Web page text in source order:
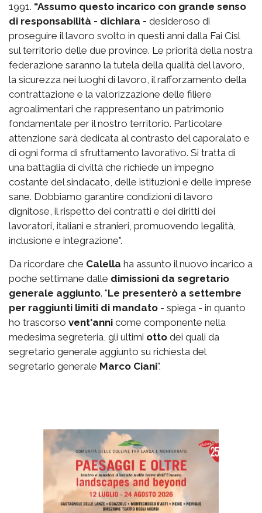
1991. “Assumo questo incarico con grande senso
di responsabilità - dichiara - desideroso di
proseguire il lavoro svolto in questi anni dalla Fai Cisl
sul territorio delle due province. Le priorità della nostra
federazione saranno la tutela della qualità del lavoro,
la sicurezza nei luoghi di lavoro, il rafforzamento della
contrattazione e la valorizzazione delle filiere
agroalimentari che rappresentano un patrimonio
fondamentale per il nostro territorio. Particolare
attenzione sarà dedicata al contrasto del caporalato e
di ogni forma di sfruttamento lavorativo. Si tratta di
una battaglia di civiltà che richiede un impegno
costante del sindacato, delle istituzioni e delle imprese
sane. Dobbiamo garantire condizioni di lavoro
dignitose, il rispetto dei contratti e dei diritti dei
lavoratori, italiani e stranieri, promuovendo legalità,
inclusione e integrazione”.
Da ricordare che Calella ha assunto il nuovo incarico a
poche settimane dalle dimissioni da segretario
generale aggiunto. "Le presenterò a settembre
per raggiunti limiti di mandato - spiega - in quanto
ho trascorso vent'anni come componente nella
medesima segreteria, gli ultimi otto dei quali da
segretario generale aggiunto su richiesta del
segretario generale Marco Ciani".